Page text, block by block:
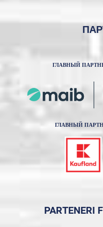
ГЛАВНЫЙ
ГЛАВНЫЙ
PARTENERI